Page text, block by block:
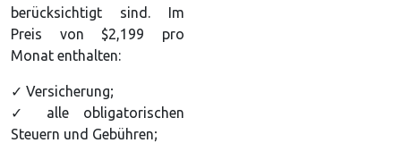
berücksichtigt sind. Im
Preis von $2,199 pro
Monat enthalten:
✓ Versicherung;
✓ alle obligatorischen
Steuern und Gebühren;